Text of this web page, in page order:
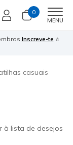
0
MENU
Inscreve-te ⭐
casuais
à lista de desejos